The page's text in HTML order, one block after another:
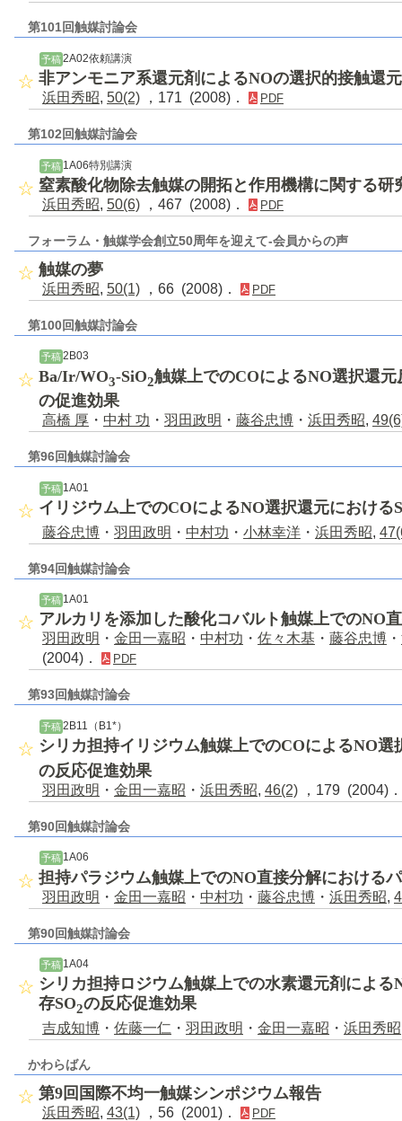
第101回触媒討論会
予稿 2A02依頼講演
非アンモニア系還元剤によるNOの選択的接触還元
浜田秀昭, 50(2) ，171 (2008)． PDF
第102回触媒討論会
予稿1A06特別講演
窒素酸化物除去触媒の開拓と作用機構に関する研
浜田秀昭, 50(6) ，467 (2008)． PDF
フォーラム・触媒学会創立50周年を迎えて-会員からの声
触媒の夢
浜田秀昭, 50(1) ，66 (2008)． PDF
第100回触媒討論会
予稿 2B03
Ba/Ir/WO3-SiO2触媒上でのCOによるNO選択還
の促進効果
高橋 厚 ・ 中村 功 ・ 羽田政明 ・ 藤谷忠博 ・ 浜田秀昭,
第96回触媒討論会
予稿1A01
イリジウム上でのCOによるNO選択還元における
藤谷忠博 ・ 羽田政明 ・ 中村功 ・ 小林幸洋 ・ 浜田秀昭,
第94回触媒討論会
予稿 1A01
アルカリを添加した酸化コバルト触媒上でのNO
羽田政明 ・ 金田一嘉昭 ・ 中村功 ・ 佐々木基 ・ 藤谷忠博 ・
(2004)．
PDF
第93回触媒討論会
予稿 2B11（B1*）
シリカ担持イリジウム触媒上でのCOによるNO選
の反応促進効果
羽田政明 ・ 金田一嘉昭 ・ 浜田秀昭, 46(2) ，179 (2004)
第90回触媒討論会
予稿 1A06
担持パラジウム触媒上でのNO直接分解における
羽田政明 ・ 金田一嘉昭 ・ 中村功 ・ 藤谷忠博 ・ 浜田秀昭,
第90回触媒討論会
予稿 1A04
シリカ担持ロジウム触媒上での水素還元剤によ
存SO2の反応促進効果
吉成知博 ・ 佐藤一仁 ・ 羽田政明 ・ 金田一嘉昭 ・ 浜田秀昭
かわらばん
第9回国際不均一触媒シンポジウム報告
浜田秀昭, 43(1) ，56 (2001)． PDF